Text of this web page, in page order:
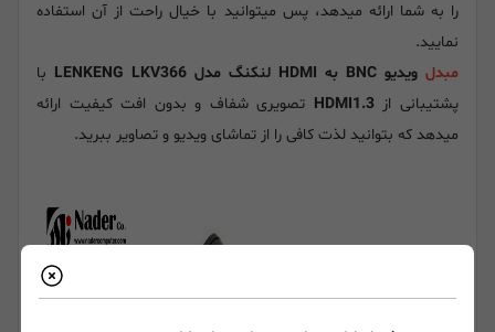
را به شما ارائه میدهد، پس میتوانید با خیال راحت از آن استفاده
نمایید.
مبدل ویدیو BNC به HDMI لنکنگ مدل LENKENG LKV366
با
پشتیبانی ازHDMI1.3 تصویری شفاف و بدون افت کیفیت ارائه
میدهد که بتوانید لذت کافی را از تماشای ویدیو و تصاویر ببرید.